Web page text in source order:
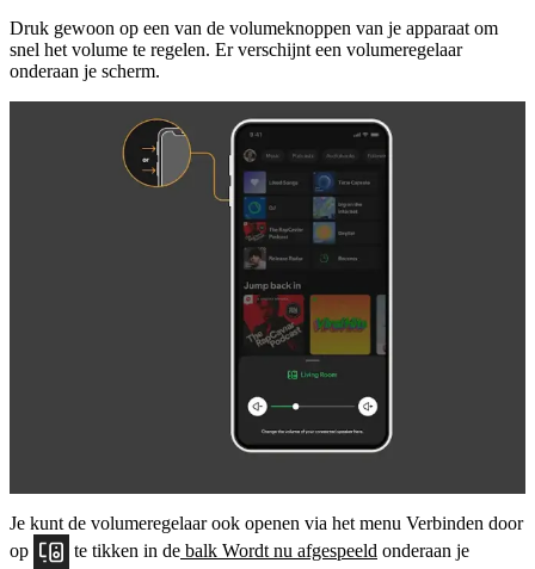
Druk gewoon op een van de volumeknoppen van je apparaat om
snel het volume te regelen. Er verschijnt een volumeregelaar
onderaan je scherm.
Je kunt de volumeregelaar ook openen via het menu Verbinden door
op
te tikken in de balk Wordt nu afgespeeld onderaan je